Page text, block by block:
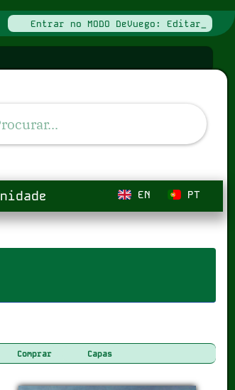
Entrar no MODO DeVuego: Editar_
PT
EN
Comprar Capas